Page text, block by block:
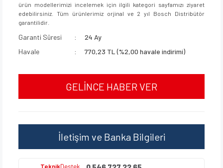
ürün modellerimizi incelemek için ilgili kategori sayfamızı ziyaret
edebilirsiniz. Tüm ürünlerimiz orjinal ve 2 yıl Bosch Distribütör
garantilidir.
Garanti Süresi
24 Ay
Havale
770,23 TL (%2,00 havale indirimi)
GELİNCE HABER VER
İletişim ve Banka Bilgileri